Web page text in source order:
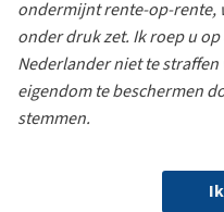
ondermijnt rente-op-rente,
onder druk zet. Ik roep u
Nederlander niet te
eigendom te beschermen
stemmen.